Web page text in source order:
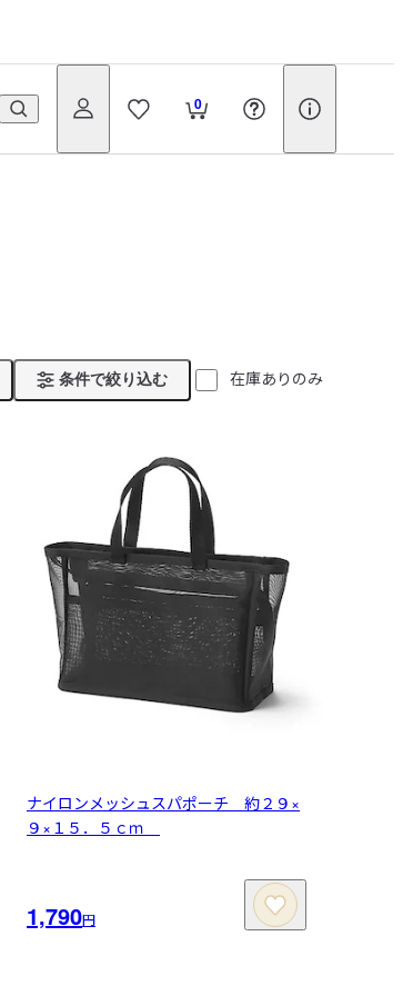
0
条件で絞り込む 在庫ありのみ
ナイロンメッシュスパポーチ 約２９×
９×１５．５ｃｍ
1,790円